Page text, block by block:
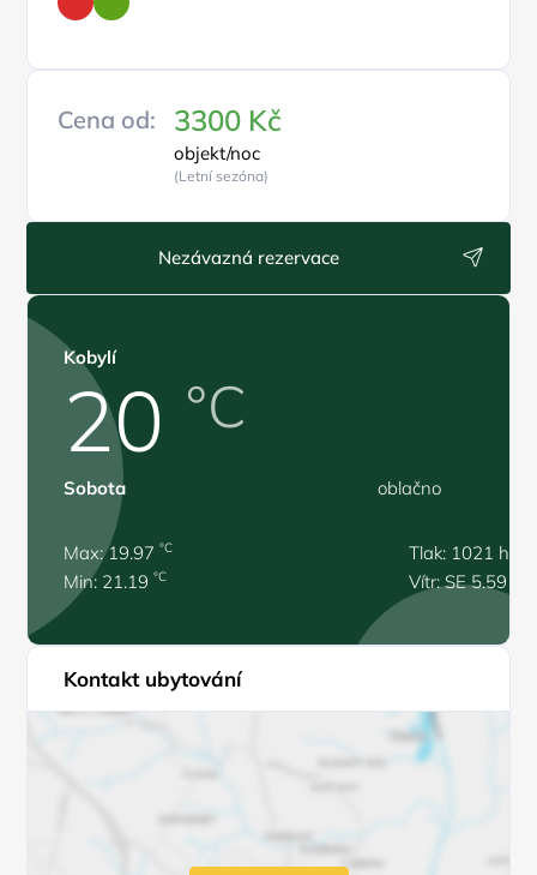
Cena od: 3300 Kč
objekt/noc
(Letní sezóna)
Nezávazná rezervace
Kobylí
20 °C
Sobota oblačno
Max: 19.97°C
Min: 21.19°C
Tlak: 1021 hPa
Vítr: SE 5.59 m/
Kontakt ubytování